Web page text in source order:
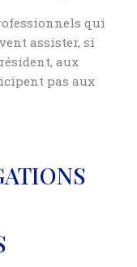
qui
assister, si
aux
pas aux